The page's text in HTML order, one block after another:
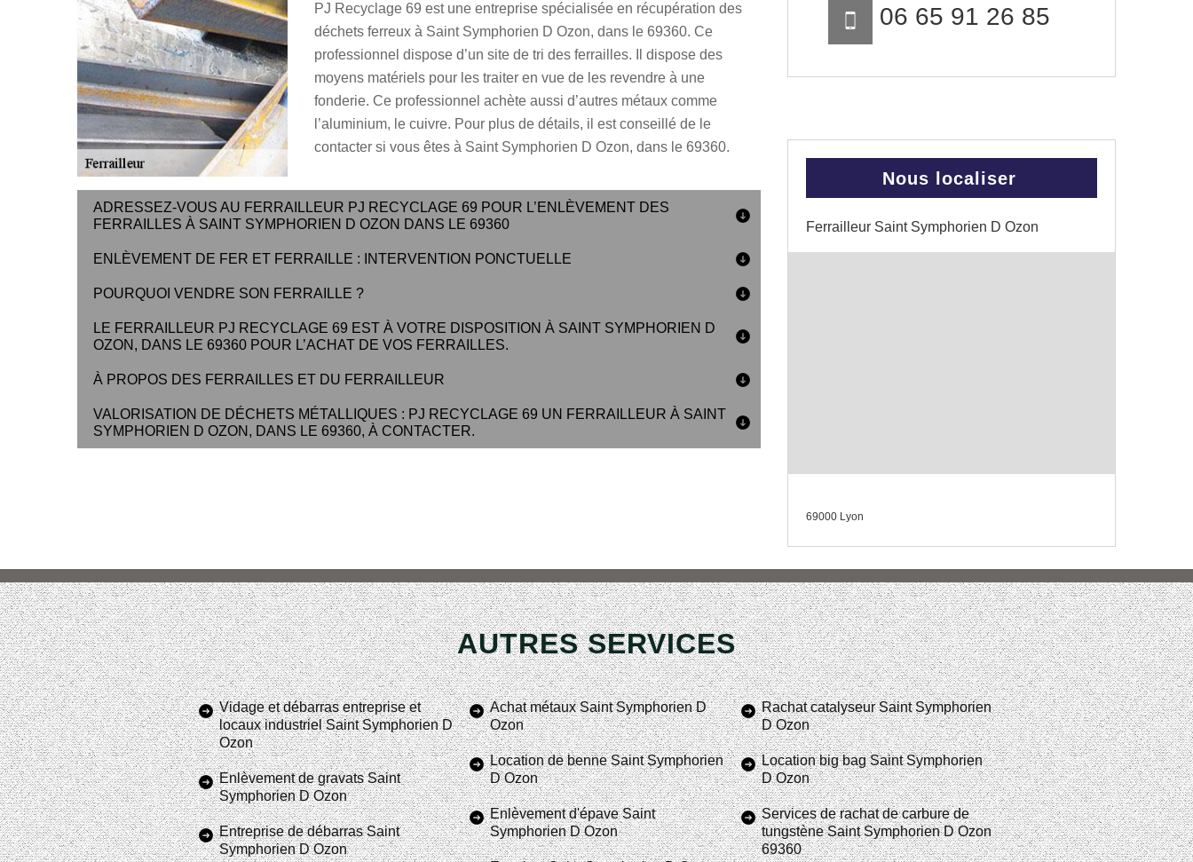
PJ Recyclage 69 est une entreprise spécialisée en récupération des
déchets ferreux à Saint Symphorien D Ozon, dans le 69360. Ce
professionnel dispose d’un site de tri des ferrailles. Il dispose des
moyens matériels pour les traiter en vue de les revendre à une
fonderie. Ce professionnel achète aussi d’autres métaux comme
l’aluminium, le cuivre. Pour plus de détails, il est conseillé de le
contacter si vous êtes à Saint Symphorien D Ozon, dans le 69360.
ADRESSEZ-VOUS AU FERRAILLEUR PJ RECYCLAGE 69 POUR L’ENLÈVEMENT DES
FERRAILLES À SAINT SYMPHORIEN D OZON DANS LE 69360
ENLÈVEMENT DE FER ET FERRAILLE : INTERVENTION PONCTUELLE
POURQUOI VENDRE SON FERRAILLE ?
LE FERRAILLEUR PJ RECYCLAGE 69 EST À VOTRE DISPOSITION À SAINT SYMPHORIEN D
OZON, DANS LE 69360 POUR L’ACHAT DE VOS FERRAILLES.
À PROPOS DES FERRAILLES ET DU FERRAILLEUR
VALORISATION DE DÉCHETS MÉTALLIQUES : PJ RECYCLAGE 69 UN FERRAILLEUR À SAINT
SYMPHORIEN D OZON, DANS LE 69360, À CONTACTER.
06 65 91 26 85
Nous localiser
Ferrailleur Saint Symphorien D Ozon
69000 Lyon
AUTRES SERVICES
Vidage et débarras entreprise et
locaux industriel Saint Symphorien D
Ozon
Enlèvement de gravats Saint
Symphorien D Ozon
Entreprise de débarras Saint
Symphorien D Ozon
Achat métaux Saint Symphorien D
Ozon
Location de benne Saint Symphorien
D Ozon
Enlèvement d'épave Saint
Symphorien D Ozon
Rachat catalyseur Saint Symphorien
D Ozon
Location big bag Saint Symphorien
D Ozon
Services de rachat de carbure de
tungstène Saint Symphorien D Ozon
69360